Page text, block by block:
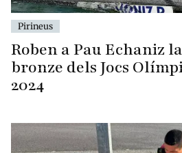
Pirineus
Roben a Pau Echaniz
bronze dels Jocs
2024